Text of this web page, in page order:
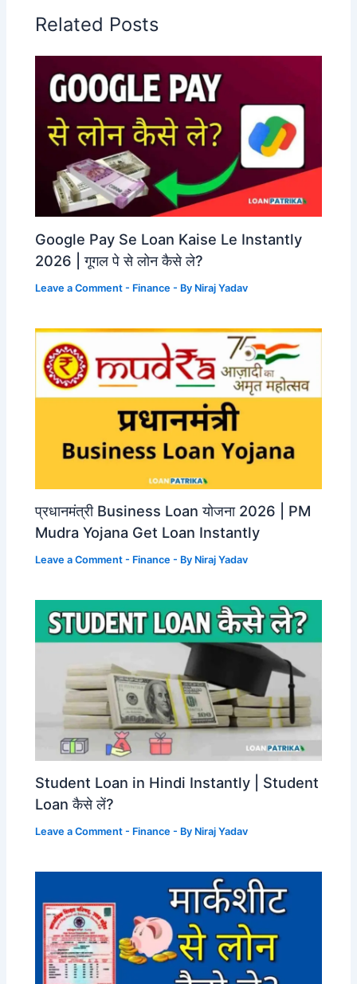
Related Posts
Google Pay Se Loan Kaise Le Instantly
2026 | गूगल पे से लोन कैसे ले?
Leave a Comment - Finance - By Niraj Yadav
प्रधानमंत्री Business Loan योजना 2026 | PM
Mudra Yojana Get Loan Instantly
Leave a Comment - Finance - By Niraj Yadav
Student Loan in Hindi Instantly | Student
Loan कैसे लें?
Leave a Comment - Finance - By Niraj Yadav